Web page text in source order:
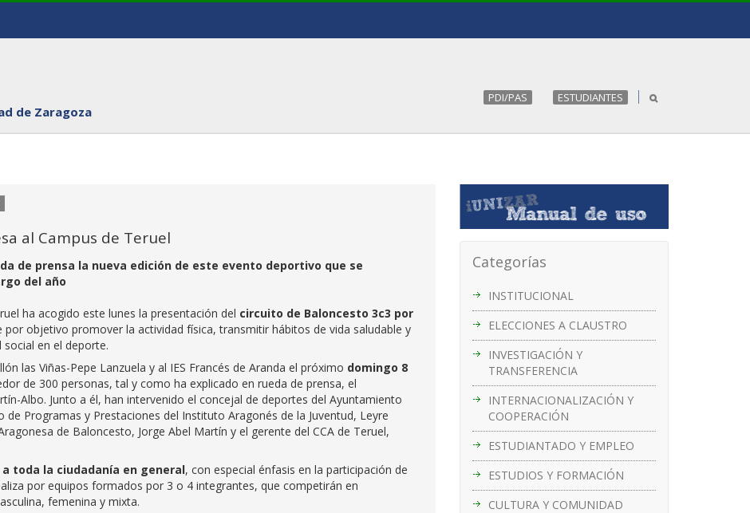
de Zaragoza
PDI/PAS ESTUDIANTES
Categorías
INSTITUCIONAL
ELECCIONES A CLAUSTRO
INVESTIGACIÓN Y
TRANSFERENCIA
INTERNACIONALIZACIÓN Y
COOPERACIÓN
ESTUDIANTADO Y EMPLEO
ESTUDIOS Y FORMACIÓN
CULTURA Y COMUNIDAD
al Campus de Teruel
de prensa la nueva edición de este evento deportivo que se
del año
ha acogido este lunes la presentación del circuito de Baloncesto 3c3 por
por objetivo promover la actividad física, transmitir hábitos de vida saludable y
en el deporte.
las Viñas-Pepe Lanzuela y al IES Francés de Aranda el próximo domingo 8
de 300 personas, tal y como ha explicado en rueda de prensa, el
Albo. Junto a él, han intervenido el concejal de deportes del Ayuntamiento
de Programas y Prestaciones del Instituto Aragonés de la Juventud, Leyre
de Baloncesto, Jorge Abel Martín y el gerente del CCA de Teruel,
toda la ciudadanía en general, con especial énfasis en la participación de
por equipos formados por 3 o 4 integrantes, que competirán en
femenina y mixta.